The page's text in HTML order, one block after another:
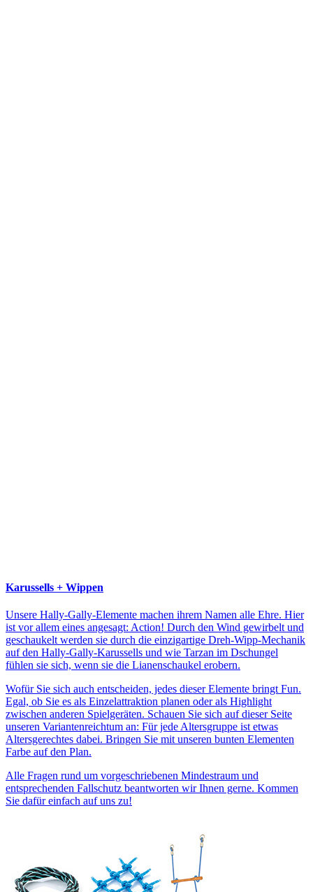
Karussells + Wippen
Unsere Hally-Gally-Elemente machen ihrem Namen alle Ehre. Hier
ist vor allem eines angesagt: Action! Durch den Wind gewirbelt und
geschaukelt werden sie durch die einzigartige Dreh-Wipp-Mechanik
auf den Hally-Gally-Karussells und wie Tarzan im Dschungel
fühlen sie sich, wenn sie die Lianenschaukel erobern.
Wofür Sie sich auch entscheiden, jedes dieser Elemente bringt Fun.
Egal, ob Sie es als Einzelattraktion planen oder als Highlight
zwischen anderen Spielgeräten. Schauen Sie sich auf dieser Seite
unseren Variantenreichtum an: Für jede Altersgruppe ist etwas
Altersgerechtes dabei. Bringen Sie mit unseren bunten Elementen
Farbe auf den Plan.
Alle Fragen rund um vorgeschriebenen Mindestraum und
entsprechenden Fallschutz beantworten wir Ihnen gerne. Kommen
Sie dafür einfach auf uns zu!